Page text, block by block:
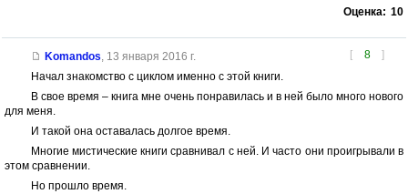
Оценка: 10
[ 8 ]
Komandos, 13 января 2016 г.
Начал знакомство с циклом именно с этой книги.
В свое время – книга мне очень понравилась и в ней было много нового
для меня.
И такой она оставалась долгое время.
Многие мистические книги сравнивал с ней. И часто они проигрывали в
этом сравнении.
Но прошло время.